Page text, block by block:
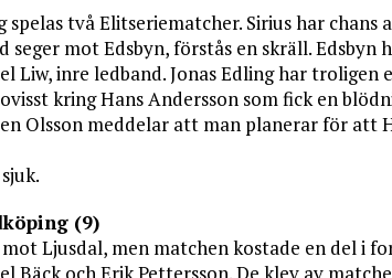
spelas två Elitseriematcher. Sirius har chans
mot Edsbyn, förstås en skräll. Edsbyn
Liw, inre ledband. Jonas Edling har troligen
kring Hans Andersson som fick en
Olsson meddelar att man planerar för att
(9)
Ljusdal, men matchen kostade en del i